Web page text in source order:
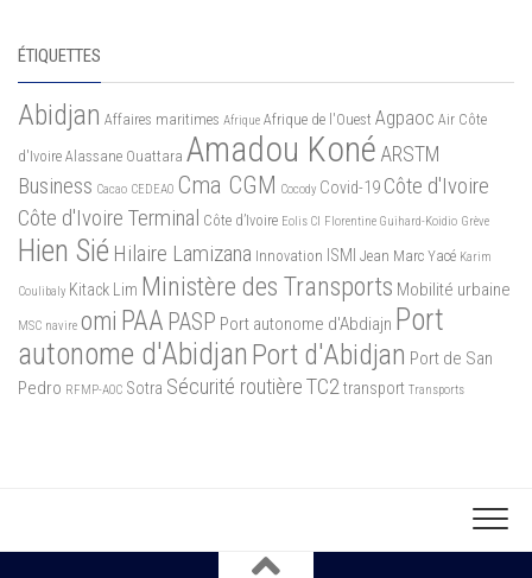
ÉTIQUETTES
Abidjan Affaires maritimes Afrique Afrique de l'Ouest Agpaoc Air Côte
d'Ivoire Alassane Ouattara Amadou Koné ARSTM
Business Cacao CEDEAO Cma CGM Cocody Covid-19 Côte d'Ivoire
Côte d'Ivoire Terminal Côte d’Ivoire Eolis CI Florentine Guihard-Koidio Grève
Hien Sié Hilaire Lamizana Innovation ISMI Jean Marc Yacé Karim
Coulibaly Kitack Lim Ministère des Transports Mobilité urbaine
MSC navire omi PAA PASP Port autonome d'Abdiajn Port
autonome d'Abidjan Port d'Abidjan Port de San
Pedro RFMP-AOC Sotra Sécurité routièreTC2transport Transports